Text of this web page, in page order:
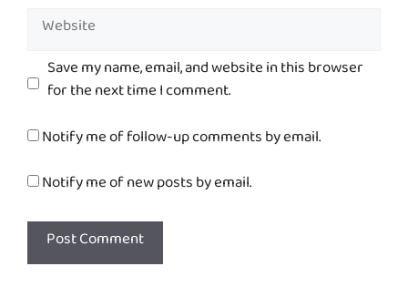
Website
Save my name, email, and website in this browser
for the next time I comment.
Notify me of follow-up comments by email.
Notify me of new posts by email.